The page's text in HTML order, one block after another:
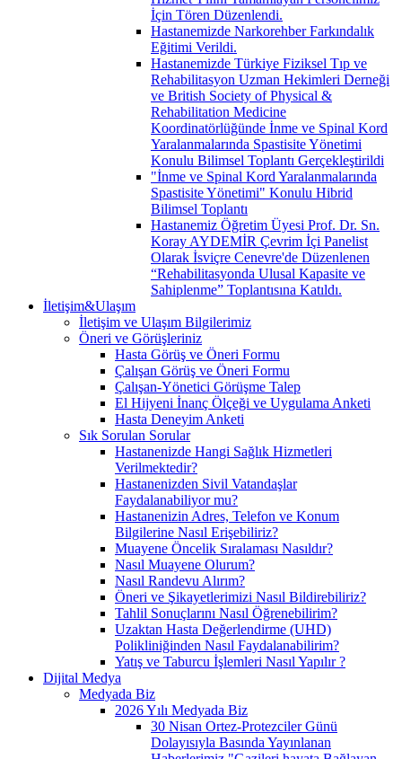
İçin Tören Düzenlendi.
Hastanemizde Narkorehber Farkındalık
Eğitimi Verildi.
Hastanemizde Türkiye Fiziksel Tıp ve
Rehabilitasyon Uzman Hekimleri Derneği
ve British Society of Physical &
Rehabilitation Medicine
Koordinatörlüğünde İnme ve Spinal Kord
Yaralanmalarında Spastisite Yönetimi
Konulu Bilimsel Toplantı Gerçekleştirildi
"İnme ve Spinal Kord Yaralanmalarında
Spastisite Yönetimi" Konulu Hibrid
Bilimsel Toplantı
Hastanemiz Öğretim Üyesi Prof. Dr. Sn.
Koray AYDEMİR Çevrim İçi Panelist
Olarak İsviçre Cenevre'de Düzenlenen
“Rehabilitasyonda Ulusal Kapasite ve
Sahiplenme” Toplantısına Katıldı.
İletişim&Ulaşım
İletişim ve Ulaşım Bilgilerimiz
Öneri ve Görüşleriniz
Hasta Görüş ve Öneri Formu
Çalışan Görüş ve Öneri Formu
Çalışan-Yönetici Görüşme Talep
El Hijyeni İnanç Ölçeği ve Uygulama Anketi
Hasta Deneyim Anketi
Sık Sorulan Sorular
Hastanenizde Hangi Sağlık Hizmetleri
Verilmektedir?
Hastanenizden Sivil Vatandaşlar
Faydalanabiliyor mu?
Hastanenizin Adres, Telefon ve Konum
Bilgilerine Nasıl Erişebiliriz?
Muayene Öncelik Sıralaması Nasıldır?
Nasıl Muayene Olurum?
Nasıl Randevu Alırım?
Öneri ve Şikayetlerimizi Nasıl Bildirebiliriz?
Tahlil Sonuçlarını Nasıl Öğrenebilirim?
Uzaktan Hasta Değerlendirme (UHD)
Polikliniğinden Nasıl Faydalanabilirim?
Yatış ve Taburcu İşlemleri Nasıl Yapılır ?
Dijital Medya
Medyada Biz
2026 Yılı Medyada Biz
30 Nisan Ortez-Protezciler Günü
Dolayısıyla Basında Yayınlanan